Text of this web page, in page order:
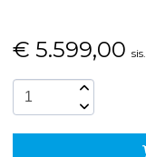
€ 5.599,00